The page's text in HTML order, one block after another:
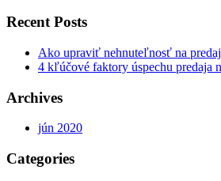
Recent Posts
Ako upraviť nehnuteľnosť na predaj
4 kľúčové faktory úspechu predaja
Archives
jún 2020
Categories